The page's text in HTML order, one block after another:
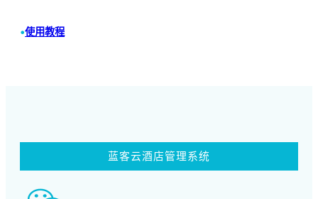
•使用教程
蓝客云酒店管理系统